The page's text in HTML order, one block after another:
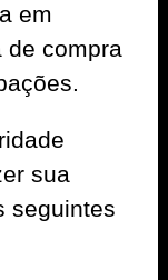
em
de compra
sua
seguintes